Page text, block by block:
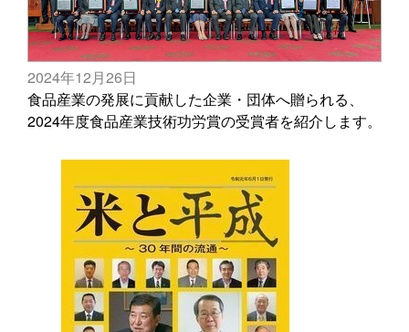
2024年12月26日
食品産業の発展に貢献した企業・団体へ贈られる、
2024年度食品産業技術功労賞の受賞者を紹介します。